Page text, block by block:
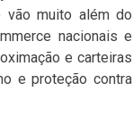
vão muito além do
nacionais e
e carteiras
e proteção contra